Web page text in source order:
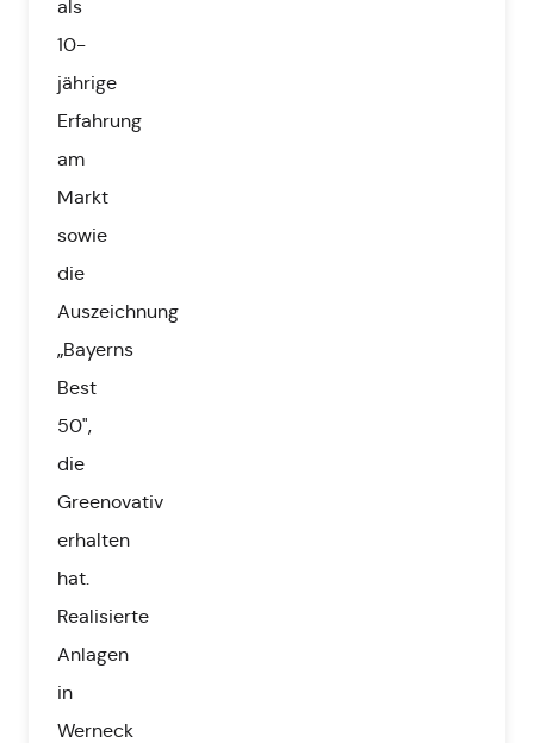
als
10-
jährige
Erfahrung
am
Markt
sowie
die
Auszeichnung
„Bayerns
Best
50",
die
Greenovativ
erhalten
hat.
Realisierte
Anlagen
in
Werneck